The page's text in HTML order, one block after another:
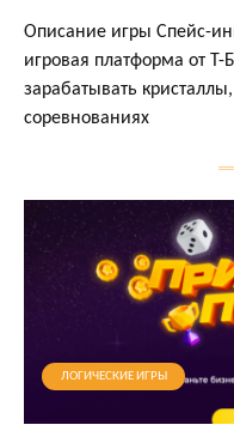
Описание игры Спейс-
игровая платформа от
зарабатывать
соревнованиях
ЛОГИЧЕСКИЕ ИГРЫ